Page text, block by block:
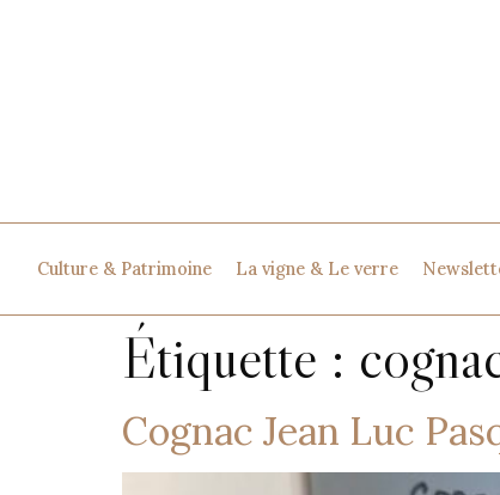
Culture & Patrimoine La vigne & Le verre
Étiquette :
Cognac Jean Luc